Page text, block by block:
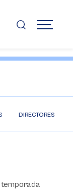
MENÚ
DIRECTORES